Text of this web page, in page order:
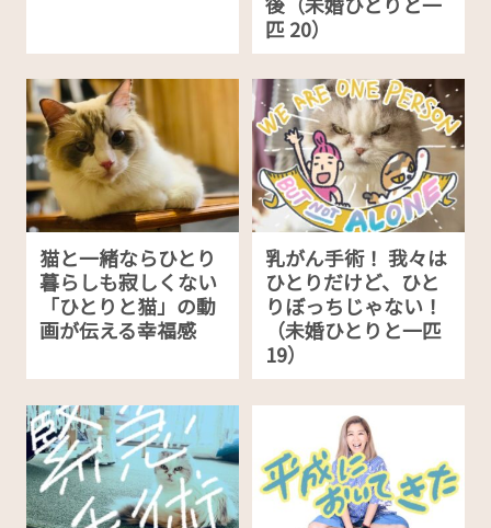
匹 20）
猫と一緒ならひとり
暮らしも寂しくない
「ひとりと猫」の動
画が伝える幸福感
乳がん手術！ 我々は
ひとりだけど、ひと
りぼっちじゃない！
（未婚ひとりと一匹
19）